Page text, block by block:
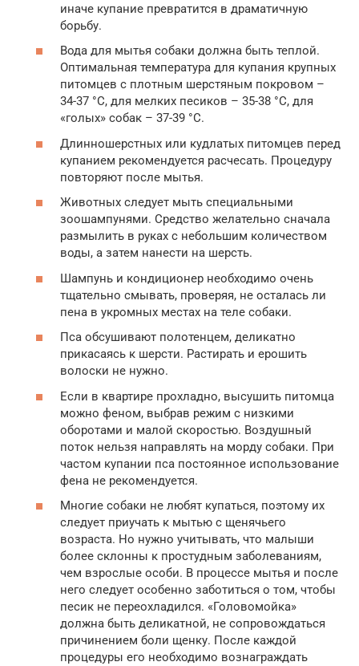
иначе купание превратится в драматичную
борьбу.
Вода для мытья собаки должна быть теплой.
Оптимальная температура для купания крупных
питомцев с плотным шерстяным покровом –
34-37 °С, для мелких песиков – 35-38 °С, для
«голых» собак – 37-39 °С.
Длинношерстных или кудлатых питомцев перед
купанием рекомендуется расчесать. Процедуру
повторяют после мытья.
Животных следует мыть специальными
зоошампунями. Средство желательно сначала
размылить в руках с небольшим количеством
воды, а затем нанести на шерсть.
Шампунь и кондиционер необходимо очень
тщательно смывать, проверяя, не осталась ли
пена в укромных местах на теле собаки.
Пса обсушивают полотенцем, деликатно
прикасаясь к шерсти. Растирать и ерошить
волоски не нужно.
Если в квартире прохладно, высушить питомца
можно феном, выбрав режим с низкими
оборотами и малой скоростью. Воздушный
поток нельзя направлять на морду собаки. При
частом купании пса постоянное использование
фена не рекомендуется.
Многие собаки не любят купаться, поэтому их
следует приучать к мытью с щенячьего
возраста. Но нужно учитывать, что малыши
более склонны к простудным заболеваниям,
чем взрослые особи. В процессе мытья и после
него следует особенно заботиться о том, чтобы
песик не переохладился. «Головомойка»
должна быть деликатной, не сопровождаться
причинением боли щенку. После каждой
процедуры его необходимо вознаграждать